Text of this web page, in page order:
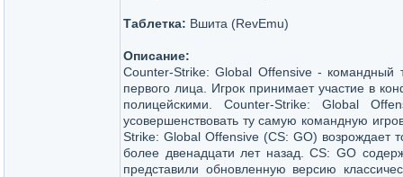
Таблетка: Вшита (RevEmu)
Описание:
Counter-Strike: Global Offensive - командный
первого лица. Игрок принимает участие в
полицейскими. Counter-Strike: Global
усовершенствовать ту самую командную
Strike: Global Offensive (CS: GO) возрождает
более двенадцати лет назад. CS: GO
представили обновленную версию